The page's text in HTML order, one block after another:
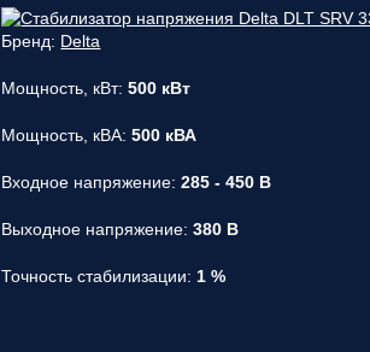
Бренд: Delta
Мощность, кВт:500 кВт
Мощность, кВА:500 кВА
Входное напряжение:285 - 450 В
Выходное напряжение:380 В
Точность стабилизации: 1 %